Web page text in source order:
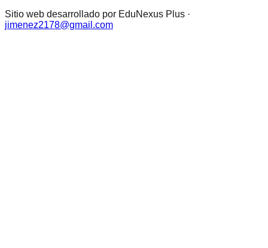
Sitio web desarrollado por EduNexus Plus ·
jimenez2178@gmail.com